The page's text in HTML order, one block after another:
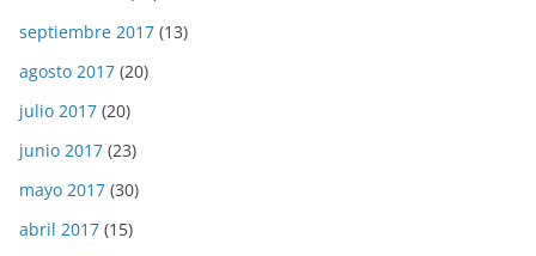
septiembre 2017 (13)
agosto 2017 (20)
julio 2017 (20)
junio 2017 (23)
mayo 2017 (30)
abril 2017 (15)